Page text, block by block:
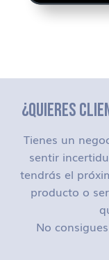
¿QUIERES
Tienes un
sentir
tendrás el
producto o
No